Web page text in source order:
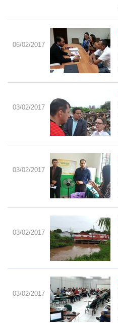
06/02/2017
03/02/2017
03/02/2017
03/02/2017
03/02/2017